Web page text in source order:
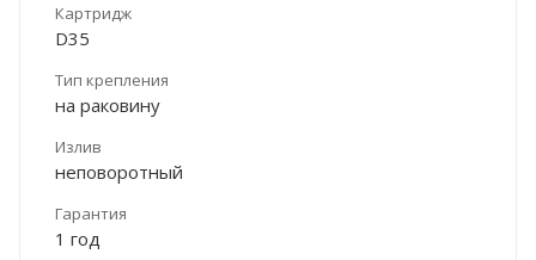
Картридж
D35
Тип крепления
на раковину
Излив
неповоротный
Гарантия
1 год